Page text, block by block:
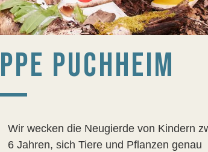
PUCHHEIM
Wir wecken die Neugierde von Kindern
6 Jahren, sich Tiere und Pflanzen genau